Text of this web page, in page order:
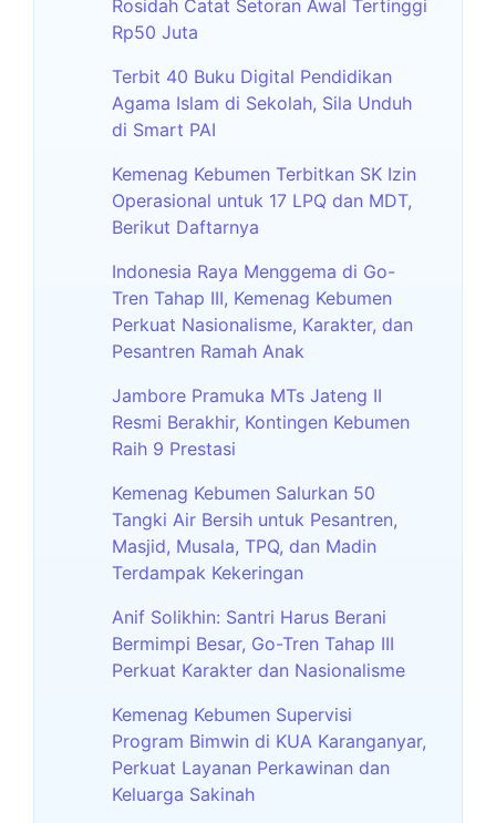
Rosidah Catat Setoran Awal Tertinggi
Rp50 Juta
Terbit 40 Buku Digital Pendidikan
Agama Islam di Sekolah, Sila Unduh
di Smart PAI
Kemenag Kebumen Terbitkan SK Izin
Operasional untuk 17 LPQ dan MDT,
Berikut Daftarnya
Indonesia Raya Menggema di Go-
Tren Tahap III, Kemenag Kebumen
Perkuat Nasionalisme, Karakter, dan
Pesantren Ramah Anak
Jambore Pramuka MTs Jateng II
Resmi Berakhir, Kontingen Kebumen
Raih 9 Prestasi
Kemenag Kebumen Salurkan 50
Tangki Air Bersih untuk Pesantren,
Masjid, Musala, TPQ, dan Madin
Terdampak Kekeringan
Anif Solikhin: Santri Harus Berani
Bermimpi Besar, Go-Tren Tahap III
Perkuat Karakter dan Nasionalisme
Kemenag Kebumen Supervisi
Program Bimwin di KUA Karanganyar,
Perkuat Layanan Perkawinan dan
Keluarga Sakinah